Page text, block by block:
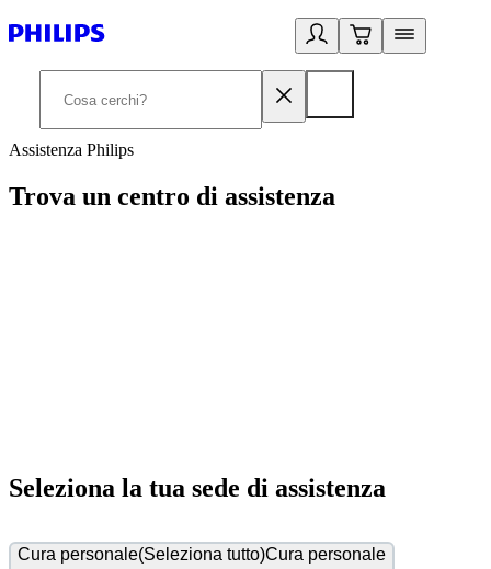
Assistenza Philips
Trova un centro di assistenza
Seleziona la tua sede di assistenza
Cura personale(Seleziona tutto)Cura personale